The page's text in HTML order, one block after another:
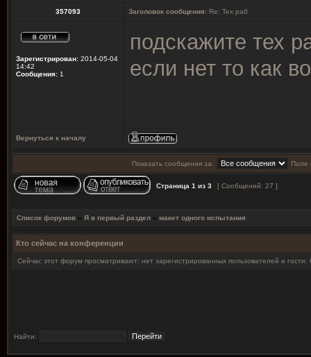
357093 Заголовок сообщения: Re: Тех раб
Зарегистрирован: 2014-05-04
14:42
Сообщения: 1
подскажите тех
если нет то как
Вернуться к началу
Показать сообщения за: Поле
Страница 1 из 3 [ Сообщений: 27 ]
Список форумов » Я в первый раздел » макет одного испытания
Кто сейчас на конференции
Сейчас этот форум просматривают: нет зарегистрированных пользователей и гости:
Найти: